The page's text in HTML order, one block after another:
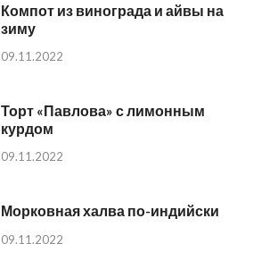
Компот из винограда и айвы на
зиму
09.11.2022
Торт «Павлова» с лимонным
курдом
09.11.2022
Морковная халва по-индийски
09.11.2022